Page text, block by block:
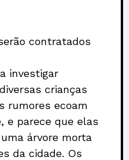
contratados
investigar
crianças
rumores ecoam
e parece que elas
árvore morta
da cidade. Os